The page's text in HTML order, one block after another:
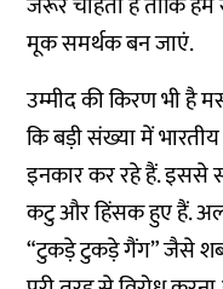
मूक समर्थक बन जाएं.
उम्मीद की किरण भी है
कि बड़ी संख्या में
इनकार कर रहे हैं. इससे
कटु और हिंसक हुए हैं.
“टुकड़े टुकड़े गैंग” जैसे